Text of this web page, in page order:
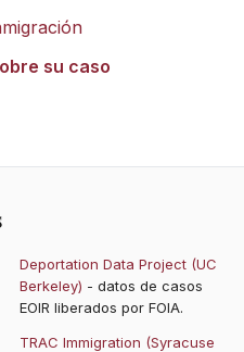
su caso
Deportation Data Project (UC
Berkeley) - datos de casos
EOIR liberados por FOIA.
TRAC Immigration (Syracuse